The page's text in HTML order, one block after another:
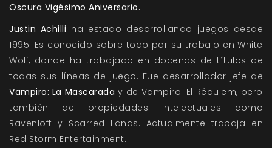
Oscura Vigésimo Aniversario.
Justin Achilli ha estado desarrollando juegos desde
1995. Es conocido sobre todo por su trabajo en White
Wolf, donde ha trabajado en docenas de títulos de
todas sus líneas de juego. Fue desarrollador jefe de
Vampiro: La Mascarada y de Vampiro: El Réquiem, pero
también de propiedades intelectuales como
Ravenloft y Scarred Lands. Actualmente trabaja en
Red Storm Entertainment.